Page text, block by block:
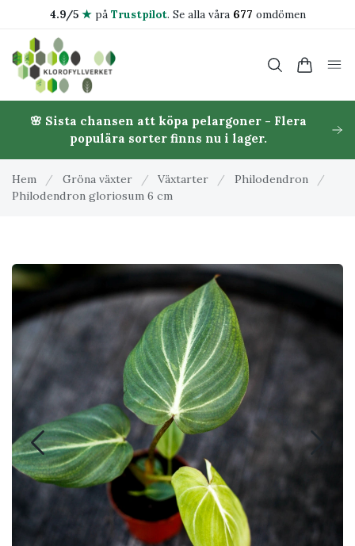
4.9/5 ★på Trustpilot. Se alla våra 677 omdömen
🌸 Sista chansen att köpa pelargoner - Flera
populära sorter finns nu i lager.
Hem / Gröna växter / Växtarter / Philodendron
/
Philodendron gloriosum 6 cm